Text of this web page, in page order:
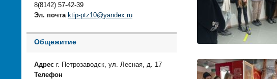
8(8142) 57-42-39
Эл. почта ktip-ptz10@yandex.ru
Общежитие
Адрес г. Петрозаводск, ул. Лесная, д. 17
Телефон